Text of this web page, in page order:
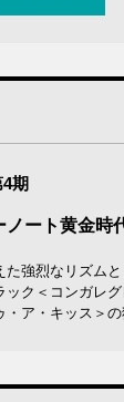
期
ート黄金時
た強烈なリズム
ク＜コンガレ
ア・キッス＞